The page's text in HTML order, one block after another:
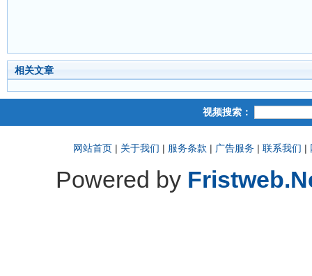
相关文章
视频搜索：
网站首页 | 关于我们 | 服务条款 | 广告服务 |联系我们 |
Powered by